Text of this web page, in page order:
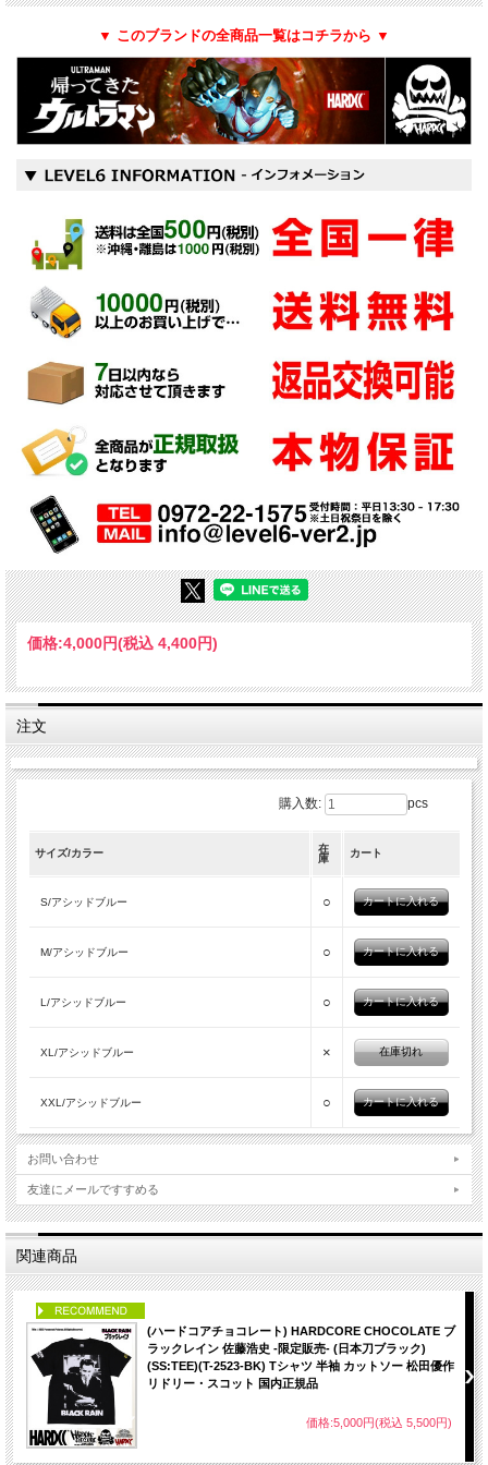
▼ このブランドの全商品一覧はコチラから ▼
価格:4,000円(税込 4,400円)
注文
購入数: pcs
サイズ/カラー
在
庫
カート
S/アシッドブルー ○
M/アシッドブルー ○
L/アシッドブルー ○
XL/アシッドブルー × 在庫切れ
XXL/アシッドブルー ○
お問い合わせ
友達にメールですすめる
関連商品
(ハードコアチョコレート) HARDCORE CHOCOLATE ブ
ラックレイン 佐藤浩史 -限定販売- (日本刀ブラック)
(SS:TEE)(T-2523-BK) Tシャツ 半袖 カットソー 松田優作
リドリー・スコット 国内正規品
価格:5,000円(税込 5,500円)